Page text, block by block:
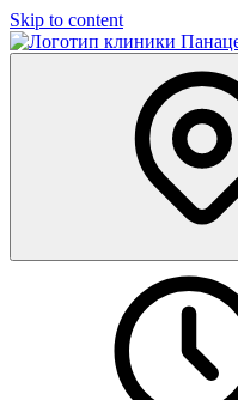
Skip to content